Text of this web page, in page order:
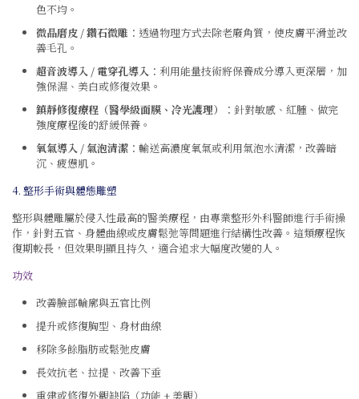
色不均。
微晶磨皮 / 鑽石微雕 ：透過物理方式去除老廢角質，使皮膚平滑並改
善毛孔。
超音波導入 / 電穿孔導入 ：利用能量技術將保養成分導入更深層，加
強保濕、美白或修復效果。
鎮靜修復療程（醫學級面膜、冷光護理）
：針對敏感、紅腫、做完
強度療程後的舒緩保養。
氧氣導入 / 氣泡清潔 ：輸送高濃度氧氣或利用氣泡水清潔，改善暗
沉、疲憊肌。
4. 整形手術與體態雕塑
整形與體雕屬於侵入性最高的醫美療程，由專業整形外科醫師進行手術操
作，針對五官、身體曲線或皮膚鬆弛等問題進行結構性改善。這類療程恢
復期較長，但效果明顯且持久，適合追求大幅度改變的人。
功效
改善臉部輪廓與五官比例
提升或修復胸型、身材曲線
移除多餘脂肪或鬆弛皮膚
長效抗老、拉提、改善下垂
重建或修復外觀缺陷（功能 + 美觀）